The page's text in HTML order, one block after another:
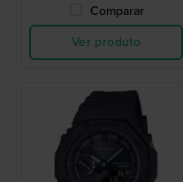
Comparar
Ver produto